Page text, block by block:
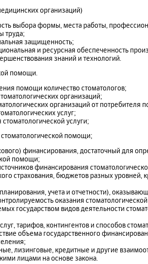
организаций)
выбора формы, места работы,
труда;
защищенность;
и ресурсная обеспеченность
знаний и технологий.
помощи.
помощи количество стоматологов;
организаций;
организаций от потребителя
услуг;
услуги;
помощи;
финансирования, достаточный для
помощи;
финансирования
страхования, бюджетов разных уровней,
учета и отчетности),
оказания
государством видов деятельности
тарифов, контингентов и способов
объема государственного
лизинговые, кредитные и другие
лицами на основе закона.